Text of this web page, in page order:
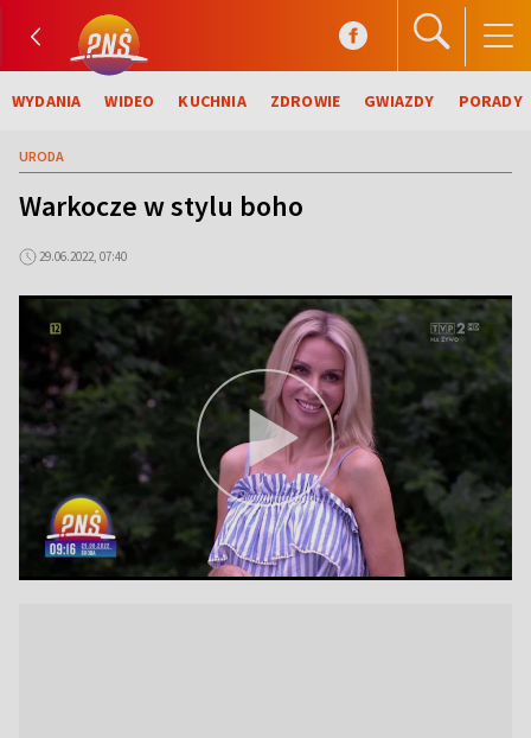
WYDANIA WIDEO KUCHNIA ZDROWIE GWIAZDY PORADY
URODA
Warkocze w stylu boho
29.06.2022, 07:40